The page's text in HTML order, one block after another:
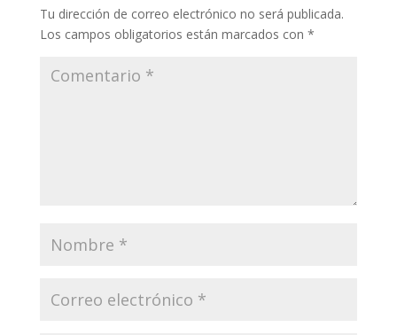
Tu dirección de correo electrónico no será publicada.
Los campos obligatorios están marcados con *